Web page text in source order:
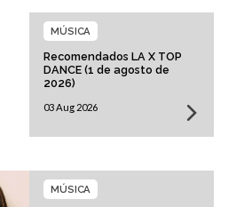
Recomendados LA X TOP
DANCE (1 de agosto de
2026)
MÚSICA
03 Aug 2026
MÚSICA